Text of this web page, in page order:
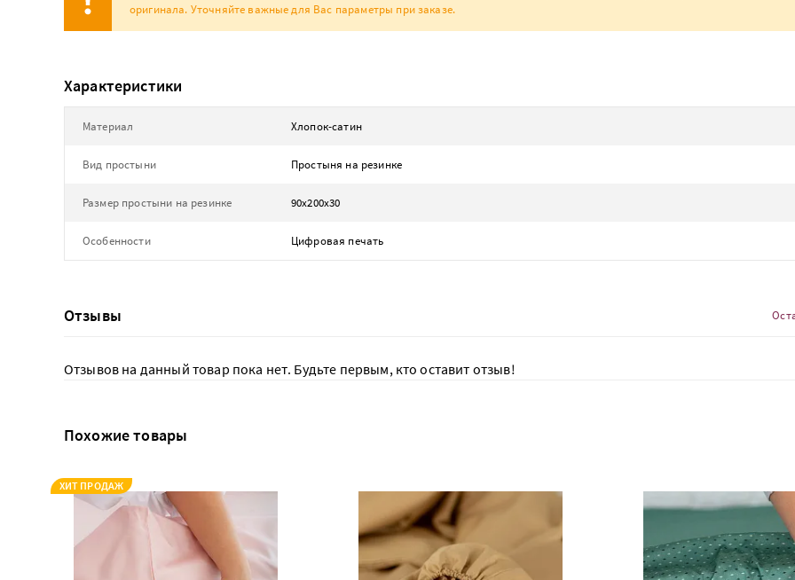
оригинала. Уточняйте важные для Вас параметры при заказе.
Характеристики
Материал Хлопок-сатин
Вид простыни Простыня на резинке
Размер простыни на резинке 90х200х30
Особенности Цифровая печать
Отзывы
Отзывов на данный товар пока нет. Будьте первым, кто оставит отзыв!
Похожие товары
ХИТ ПРОДАЖ